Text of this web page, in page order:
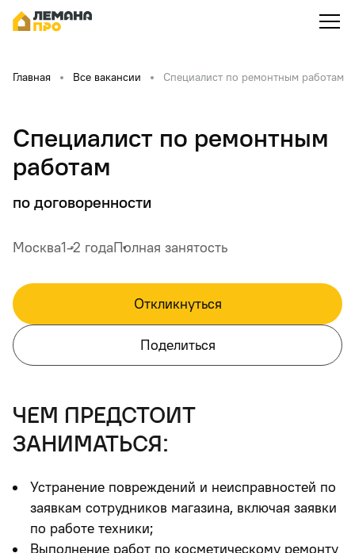
Главная Все вакансии Специалист по ремонтным работам
Специалист по ремонтным
работам
по договоренности
Москва1-2 годаПолная занятость
Откликнуться
Поделиться
чем предстоит
заниматься:
Устранение повреждений и неисправностей по
заявкам сотрудников магазина, включая заявки
по работе техники;
Выполнение работ по косметическому ремонту